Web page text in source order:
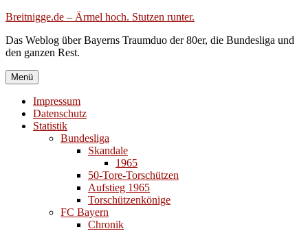
Zum
springen
Breitnigge.de – Ärmel hoch. Stutzen runter.
Das Weblog über Bayerns Traumduo der 80er, die Bundesliga und
den ganzen Rest.
Menü
Impressum
Datenschutz
Statistik
Bundesliga
Skandale
1965
50-Tore-Torschützen
Aufstieg 1965
Torschützenkönige
FC Bayern
Chronik